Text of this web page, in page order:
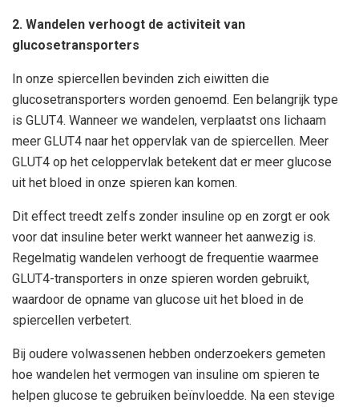
2. Wandelen verhoogt de activiteit van
glucosetransporters
In onze spiercellen bevinden zich eiwitten die
glucosetransporters worden genoemd. Een belangrijk type
is GLUT4. Wanneer we wandelen, verplaatst ons lichaam
meer GLUT4 naar het oppervlak van de spiercellen. Meer
GLUT4 op het celoppervlak betekent dat er meer glucose
uit het bloed in onze spieren kan komen.
Dit effect treedt zelfs zonder insuline op en zorgt er ook
voor dat insuline beter werkt wanneer het aanwezig is.
Regelmatig wandelen verhoogt de frequentie waarmee
GLUT4-transporters in onze spieren worden gebruikt,
waardoor de opname van glucose uit het bloed in de
spiercellen verbetert.
Bij oudere volwassenen hebben onderzoekers gemeten
hoe wandelen het vermogen van insuline om spieren te
helpen glucose te gebruiken beïnvloedde. Na een stevige